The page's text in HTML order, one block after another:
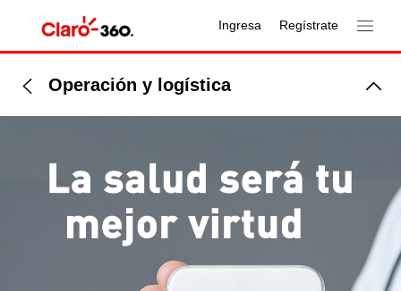
Ingresa Regístrate
Operación y logística